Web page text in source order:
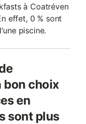
à Coatréven
effet, 0 % sont
piscine.
bon choix
en
sont plus